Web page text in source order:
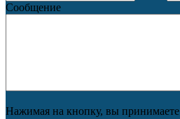
Сообщение
Нажимая на кнопку, вы принимаете